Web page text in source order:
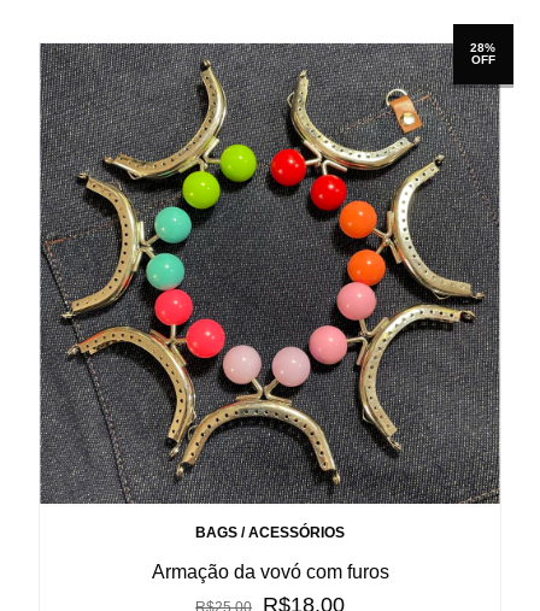
28%
OFF
BAGS / ACESSÓRIOS
Armação da vovó com furos
R$25,00 R$18,00